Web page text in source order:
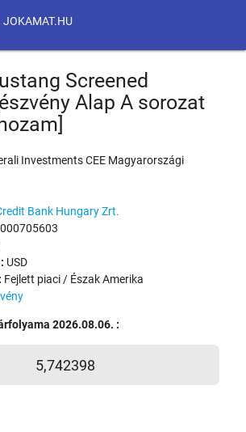
JOKAMAT.HU
Screened
Alap A sorozat
Investments CEE Magyarországi
Bank Hungary Zrt.
USD
Fejlett piaci / Észak Amerika
2026.08.06. :
5,742398